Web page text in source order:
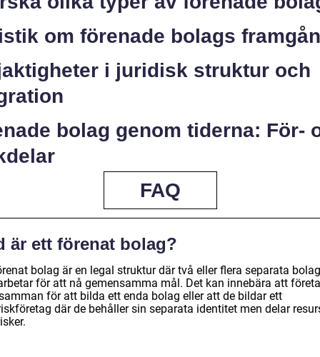
om förenade bolags
i juridisk struktur och
bolag genom tiderna: För-
FAQ
är ett förenat bolag?
bolag är en legal struktur där två eller flera separata bolag
för att nå gemensamma mål. Det kan innebära att
för att bilda ett enda bolag eller att de bildar ett
där de behåller sin separata identitet men delar